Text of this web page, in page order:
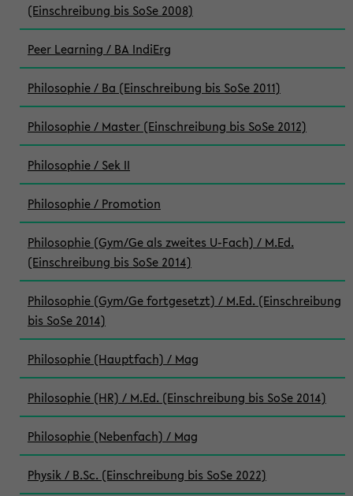
(Einschreibung bis SoSe 2008)
Peer Learning / BA IndiErg
Philosophie / Ba (Einschreibung bis SoSe 2011)
Philosophie / Master (Einschreibung bis SoSe 2012)
Philosophie / Sek II
Philosophie / Promotion
Philosophie (Gym/Ge als zweites U-Fach) / M.Ed.
(Einschreibung bis SoSe 2014)
Philosophie (Gym/Ge fortgesetzt) / M.Ed. (Einschreibung
bis SoSe 2014)
Philosophie (Hauptfach) / Mag
Philosophie (HR) / M.Ed. (Einschreibung bis SoSe 2014)
Philosophie (Nebenfach) / Mag
Physik / B.Sc. (Einschreibung bis SoSe 2022)